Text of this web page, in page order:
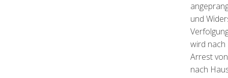
und
wird nach
Arrest
nach